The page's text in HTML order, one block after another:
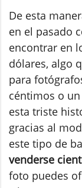
De esta
en el pasado
encontrar en
dólares, algo
para
céntimos o
esta triste
gracias al
este tipo de
venderse
foto puedes